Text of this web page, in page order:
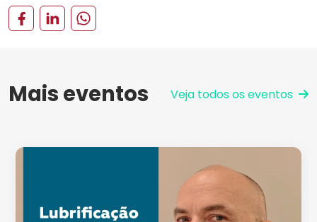
Mais eventos Veja todos os eventos